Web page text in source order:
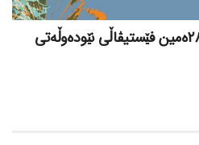
بنکەی ڕووناکبیریی گەلاوێژ ٢٨ەمین فێستیڤاڵی نێودەوڵەتی